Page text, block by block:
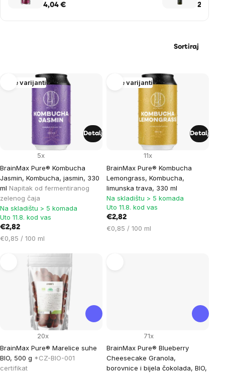
zmajevo voće, 45 g
4,04 € 20,36 €
Sortiraj
List
products
Više varijanti
BrainMax Pure® Kombucha
Jasmin, Kombucha, jasmin, 330
ml Napitak od fermentiranog
zelenog čaja
5x
Na skladištu > 5 komada
Uto 11.8. kod vas
€2,82
Cijena
€0,85 / 100 ml
Detalj
Više varijanti
BrainMax Pure® Kombucha
Lemongrass, Kombucha,
limunska trava, 330 ml
11x
Na skladištu > 5 komada
Uto 11.8. kod vas
€2,82
Cijena
€0,85 / 100 ml
Detalj
BrainMax Pure® Marelice suhe
BIO, 500 g *CZ-BIO-001
certifikat
20x
BrainMax Pure® Blueberry
Cheesecake Granola,
borovnice i bijela čokolada, BIO,
71x